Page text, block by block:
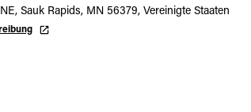
Sauk Rapids, MN 56379, Vereinigte Staaten